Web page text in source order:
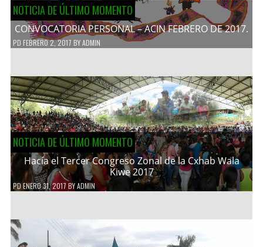
NOTICIA DE ÚLTIMO MOMENTO
CONVOCATORIA PERSONAL – ACIN FEBRERO DE 2017.
PD FEBRERO 2, 2017 BYADMIN
NOTICIA DE ÚLTIMO MOMENTO
Hacía el Tercer Congreso Zonal de la Cxhab Wala
Kiwe 2017
PDENERO 31, 2017 BYADMIN